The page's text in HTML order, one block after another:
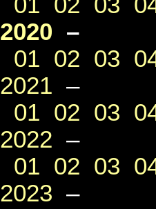
2020 –
01 02 03
2021 –
01 02 03
2022 –
01 02 03
2023 –